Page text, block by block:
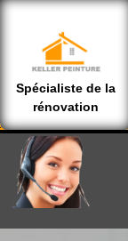
Spécialiste de la
rénovation